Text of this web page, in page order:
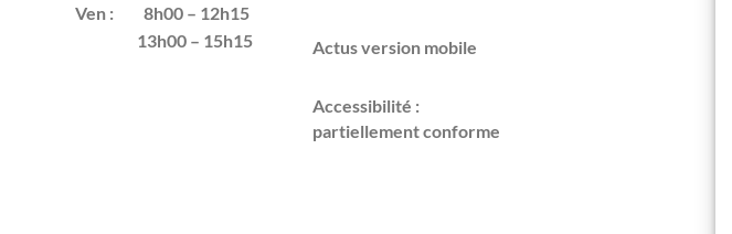
Ven :
8h00 – 12h15
13h00 – 15h15
Actus version mobile
Accessibilité :
partiellement conforme